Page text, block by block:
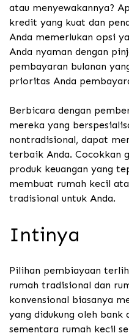
atau menyewakannya?
kredit yang kuat dan
Anda memerlukan opsi
Anda nyaman dengan
pembayaran bulanan
prioritas Anda
Berbicara dengan
mereka yang
nontradisional, dapat
terbaik Anda. Cocokkan
produk keuangan yang
membuat rumah kecil
tradisional untuk Anda.
Intinya
Pilihan pembiayaan
rumah tradisional dan
konvensional biasanya
yang didukung oleh
sementara rumah kecil